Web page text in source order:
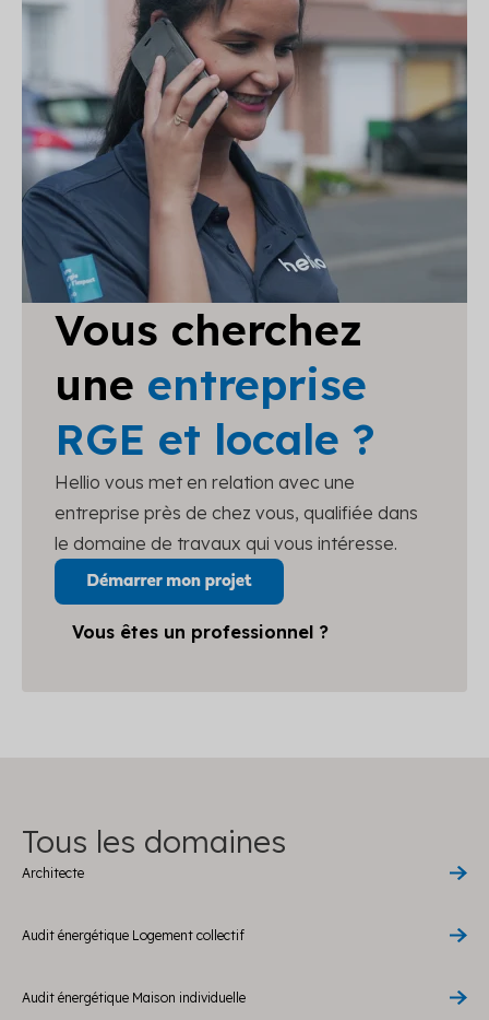
Vous cherchez
une entreprise
RGE et locale ?
Hellio vous met en relation avec une
entreprise près de chez vous, qualifiée dans
le domaine de travaux qui vous intéresse.
Vous êtes un professionnel ?
Tous les domaines
Architecte
Audit énergétique Logement collectif
Audit énergétique Maison individuelle